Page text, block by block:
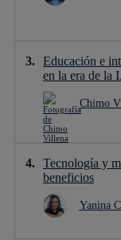
Educación e
en la era de la
Chimo
Tecnología y
beneficios
Yanina